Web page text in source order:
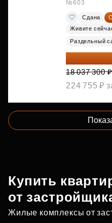
№603
Сдана
Живите
Раздельный
14 249 467
18 037 300 ₽
224 755 ₽
Купить
от
Жилые комплексы от